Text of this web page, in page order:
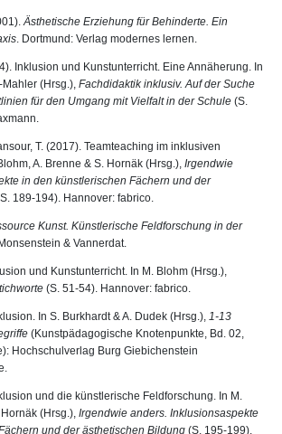
Ästhetische Erziehung für Behinderte. Ein
. Dortmund: Verlag modernes lernen.
Inklusion und Kunstunterricht. Eine Annäherung. In
Mahler (Hrsg.), Fachdidaktik inklusiv. Auf der Suche
für den Umgang mit Vielfalt in der Schule (S.
T. (2017). Teamteaching im inklusiven
A. Brenne & S. Hornäk (Hrsg.), Irgendwie
in den künstlerischen Fächern und der
189-194). Hannover: fabrico.
Kunst. Künstlerische Feldforschung in der
& Vannerdat.
und Kunstunterricht. In M. Blohm (Hrsg.),
(S. 51-54). Hannover: fabrico.
In S. Burkhardt & A. Dudek (Hrsg.), 1-13
(Kunstpädagogische Knotenpunkte, Bd. 02,
Hochschulverlag Burg Giebichenstein
und die künstlerische Feldforschung. In M.
(Hrsg.), Irgendwie anders. Inklusionsaspekte
und der ästhetischen Bildung (S. 195-199).